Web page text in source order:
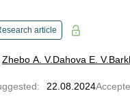
article
Zhebo А. V.Dahova E. V.
: 22.08.2024